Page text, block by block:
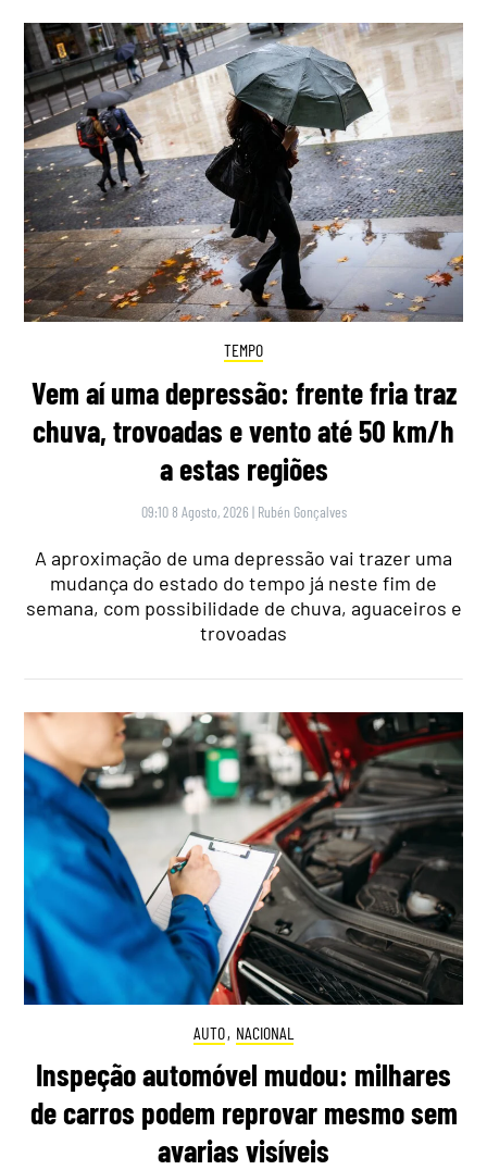
TEMPO
Vem aí uma depressão: frente fria traz
chuva, trovoadas e vento até 50 km/h
a estas regiões
09:10 8 Agosto, 2026 | Rubén Gonçalves
A aproximação de uma depressão vai trazer uma
mudança do estado do tempo já neste fim de
semana, com possibilidade de chuva, aguaceiros e
trovoadas
AUTO, NACIONAL
Inspeção automóvel mudou: milhares
de carros podem reprovar mesmo sem
avarias visíveis